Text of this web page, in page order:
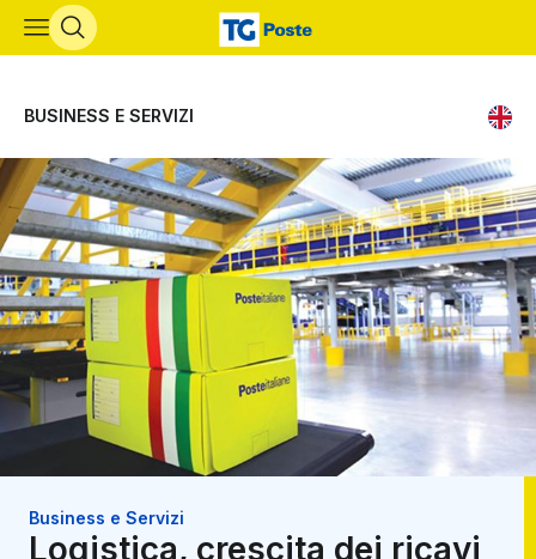
Vai al contenuto principale
BUSINESS E SERVIZI
Business e Servizi
Logistica, crescita dei ricavi